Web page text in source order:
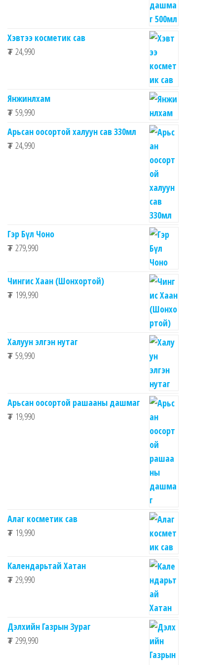
Хэвтээ косметик сав
₮ 24,990
Янжинлхам
₮ 59,990
Арьсан оосортой халуун сав 330мл
₮ 24,990
Гэр Бүл Чоно
₮ 279,990
Чингис Хаан (Шонхортой)
₮ 199,990
Халуун элгэн нутаг
₮ 59,990
Арьсан оосортой рашааны дашмаг
₮ 19,990
Алаг косметик сав
₮ 19,990
Календарьтай Хатан
₮ 29,990
Дэлхийн Газрын Зураг
₮ 299,990